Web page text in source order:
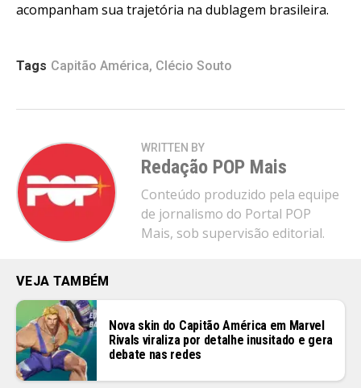
acompanham sua trajetória na dublagem brasileira.
Tags Capitão América, Clécio Souto
WRITTEN BY
Redação POP Mais
Conteúdo produzido pela equipe
de jornalismo do Portal POP
Mais, sob supervisão editorial.
VEJA TAMBÉM
Nova skin do Capitão América em Marvel
Rivals viraliza por detalhe inusitado e gera
debate nas redes